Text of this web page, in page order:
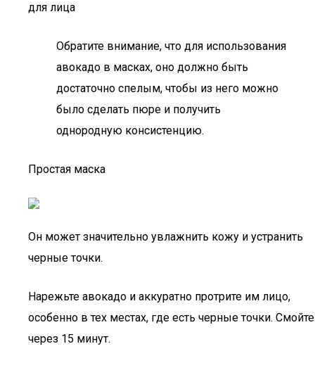
для лица
Обратите внимание, что для использования
авокадо в масках, оно должно быть
достаточно спелым, чтобы из него можно
было сделать пюре и получить
однородную консистенцию.
Простая маска
Он может значительно увлажнить кожу и устранить
черные точки.
Нарежьте авокадо и аккуратно протрите им лицо,
особенно в тех местах, где есть черные точки. Смойте
через 15 минут.